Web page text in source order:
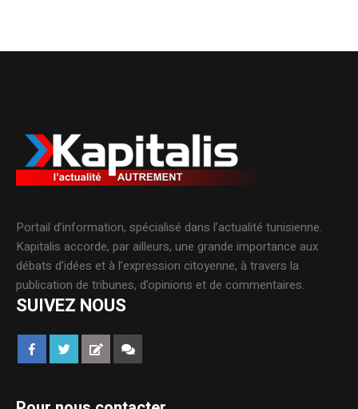
Portail d’information, spécialisé dans l’actualité tunisienne.
Kapitalis accorde, par ailleurs, une grande importance aux
débats d’idées et à l’expression citoyenne, à travers la
publication de tribunes, d’opinions et de commentaires.
SUIVEZ NOUS